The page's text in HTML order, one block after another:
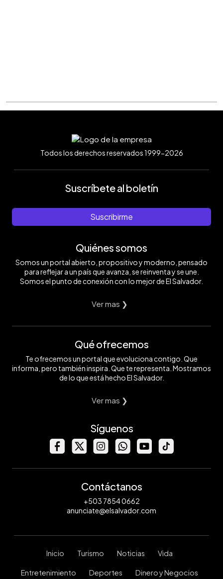
Todos los derechos reservados 1999-2026
Suscríbete al boletín
Suscribirme
Quiénes somos
Somos un portal abierto, propositivo y moderno, pensado
para reflejar a un país que avanza, se reinventa y se une.
Somos el punto de conexión con lo mejor de El Salvador.
Ver mas ❯
Qué ofrecemos
Te ofrecemos un portal que evoluciona contigo. Que
informa, pero también inspira. Que te representa. Mostramos
de lo que está hecho El Salvador.
Ver mas ❯
Síguenos
Contáctanos
+503 7854 0662
anunciate@elsalvador.com
Inicio Turismo Noticias Vida
Entretenimiento Deportes Dinero y Negocios